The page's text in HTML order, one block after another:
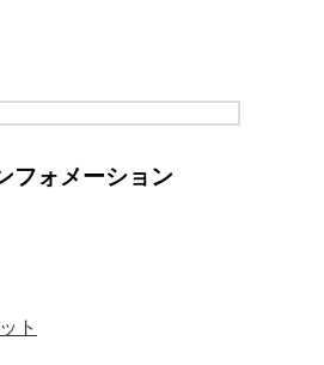
フォメーション
ト